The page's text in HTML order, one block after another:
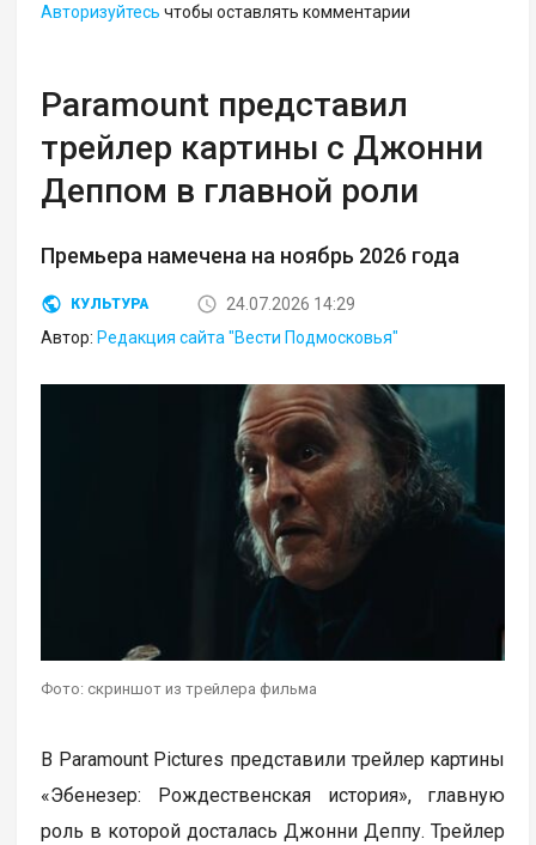
Авторизуйтесь чтобы оставлять комментарии
Paramount представил
трейлер картины с Джонни
Деппом в главной роли
Премьера намечена на ноябрь 2026 года
КУЛЬТУРА
24.07.2026 14:29
Автор: Редакция сайта "Вести Подмосковья"
Фото: скриншот из трейлера фильма
В Paramount Pictures представили трейлер картины
«Эбенезер: Рождественская история», главную
роль в которой досталась Джонни Деппу. Трейлер